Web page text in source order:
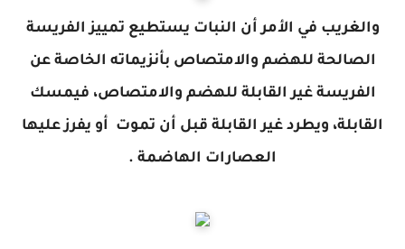
والغريب في الأمر أن النبات يستطيع تمييز الفريسة
الصالحة للهضم والامتصاص بأنزيماته الخاصة عن
الفريسة غير القابلة للهضم والامتصاص، فيمسك
القابلة، ويطرد غير القابلة قبل أن تموت أو يفرز عليها
العصارات الهاضمة .